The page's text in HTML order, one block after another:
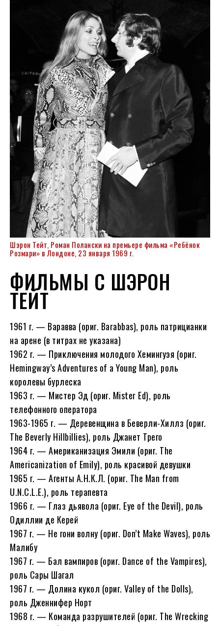
Шэрон Тейт, Роман Полански на премьере фильма «Ребёнок
Розмари» в Лондоне, 23 января 1969 г.
ФИЛЬМЫ С ШЭРОН
ТЕЙТ
1961 г. — Варавва (ориг. Barabbas), роль патрицианки
на арене (в титрах не указана)
1962 г. — Приключения молодого Хемингуэя (ориг.
Hemingway’s Adventures of a Young Man), роль
королевы бурлеска
1963 г. — Мистер Эд (ориг. Mister Ed), роль
телефонного оператора
1963-1965 г. — Деревенщина в Беверли-Хиллз (ориг.
The Beverly Hillbillies), роль Джанет Трего
1964 г. — Американизация Эмили (ориг. The
Americanization of Emily), роль красивой девушки
1965 г. — Агенты А.Н.К.Л. (ориг. The Man from
U.N.C.L.E.), роль терапевта
1966 г. — Глаз дьявола (ориг. Eye of the Devil), роль
Одиллии де Керей
1967 г. — Не гони волну (ориг. Don’t Make Waves), роль
Малибу
1967 г. — Бал вампиров (ориг. Dance of the Vampires),
роль Сары Шагал
1967 г. — Долина кукол (ориг. Valley of the Dolls),
роль Дженнифер Норт
1968 г. — Команда разрушителей (ориг. The Wrecking